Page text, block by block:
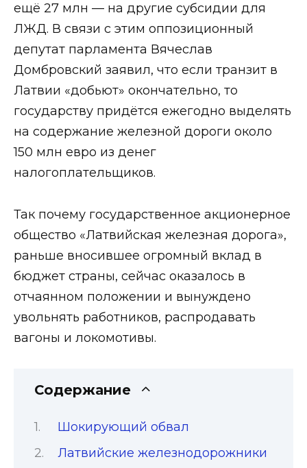
ещё 27 млн — на другие субсидии для
ЛЖД. В связи с этим оппозиционный
депутат парламента Вячеслав
Домбровский заявил, что если транзит в
Латвии «добьют» окончательно, то
государству придётся ежегодно выделять
на содержание железной дороги около
150 млн евро из денег
налогоплательщиков.
Так почему государственное акционерное
общество «Латвийская железная дорога»,
раньше вносившее огромный вклад в
бюджет страны, сейчас оказалось в
отчаянном положении и вынуждено
увольнять работников, распродавать
вагоны и локомотивы.
Содержание
Шокирующий обвал
Латвийские железнодорожники